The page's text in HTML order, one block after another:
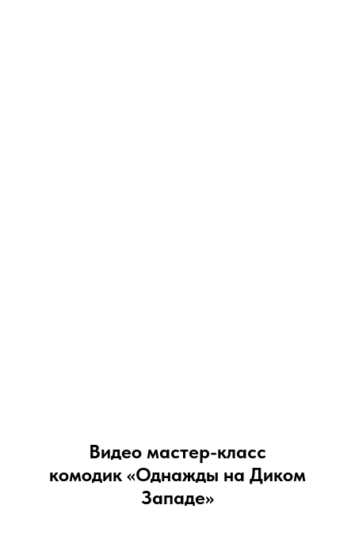
Видео мастер-класс
комодик «Однажды на Диком
Западе»